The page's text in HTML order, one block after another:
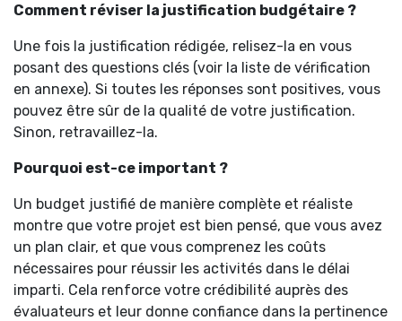
Comment réviser la justification budgétaire ?
Une fois la justification rédigée, relisez-la en vous
posant des questions clés (voir la liste de vérification
en annexe). Si toutes les réponses sont positives, vous
pouvez être sûr de la qualité de votre justification.
Sinon, retravaillez-la.
Pourquoi est-ce important ?
Un budget justifié de manière complète et réaliste
montre que votre projet est bien pensé, que vous avez
un plan clair, et que vous comprenez les coûts
nécessaires pour réussir les activités dans le délai
imparti. Cela renforce votre crédibilité auprès des
évaluateurs et leur donne confiance dans la pertinence